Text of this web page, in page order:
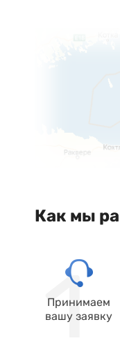
Как мы
Принимаем
вашу заявку